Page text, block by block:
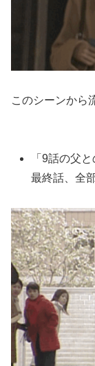
このシーンから
「9話の父
最終話、全